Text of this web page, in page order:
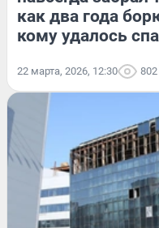
как два года
кому удалось
22 марта, 2026, 12:30 802